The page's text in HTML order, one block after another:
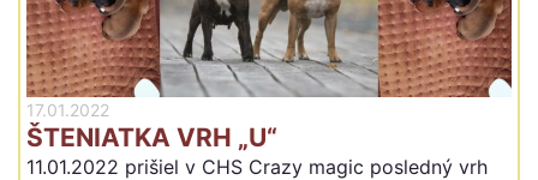
17.01.2022
ŠTENIATKA VRH „U“
11.01.2022 prišiel v CHS Crazy magic posledný vrh